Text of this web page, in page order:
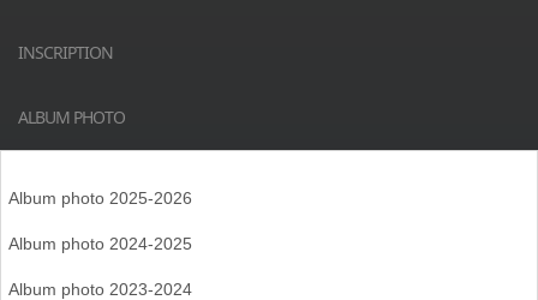
INSCRIPTION
ALBUM PHOTO
Album photo 2025-2026
Album photo 2024-2025
Album photo 2023-2024